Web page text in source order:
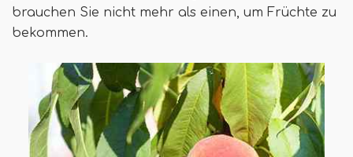
brauchen Sie nicht mehr als einen, um Früchte zu
bekommen.